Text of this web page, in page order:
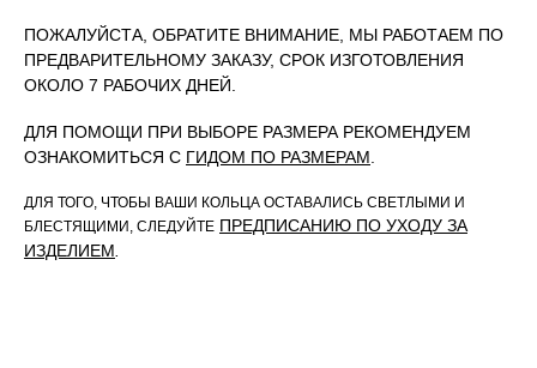
ПОЖАЛУЙСТА, ОБРАТИТЕ ВНИМАНИЕ, МЫ РАБОТАЕМ ПО
ПРЕДВАРИТЕЛЬНОМУ ЗАКАЗУ, СРОК ИЗГОТОВЛЕНИЯ
ОКОЛО 7 РАБОЧИХ ДНЕЙ.
ДЛЯ ПОМОЩИ ПРИ ВЫБОРЕ РАЗМЕРА РЕКОМЕНДУЕМ
ОЗНАКОМИТЬСЯ С ГИДОМ ПО РАЗМЕРАМ.
ДЛЯ ТОГО, ЧТОБЫ ВАШИ КОЛЬЦА ОСТАВАЛИСЬ СВЕТЛЫМИ И
БЛЕСТЯЩИМИ, СЛЕДУЙТЕ ПРЕДПИСАНИЮ ПО УХОДУ ЗА
ИЗДЕЛИЕМ.